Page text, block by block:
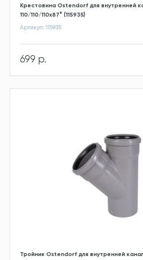
Крестовина Ostendorf для внутренней
110/110/110х87° (115935)
Артикул: 115935
699 р.
Тройник Ostendorf для внутренней